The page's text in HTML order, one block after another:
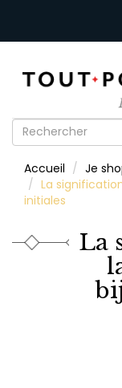
Formulaire
recherche
Accueil Je
La
initiales
La